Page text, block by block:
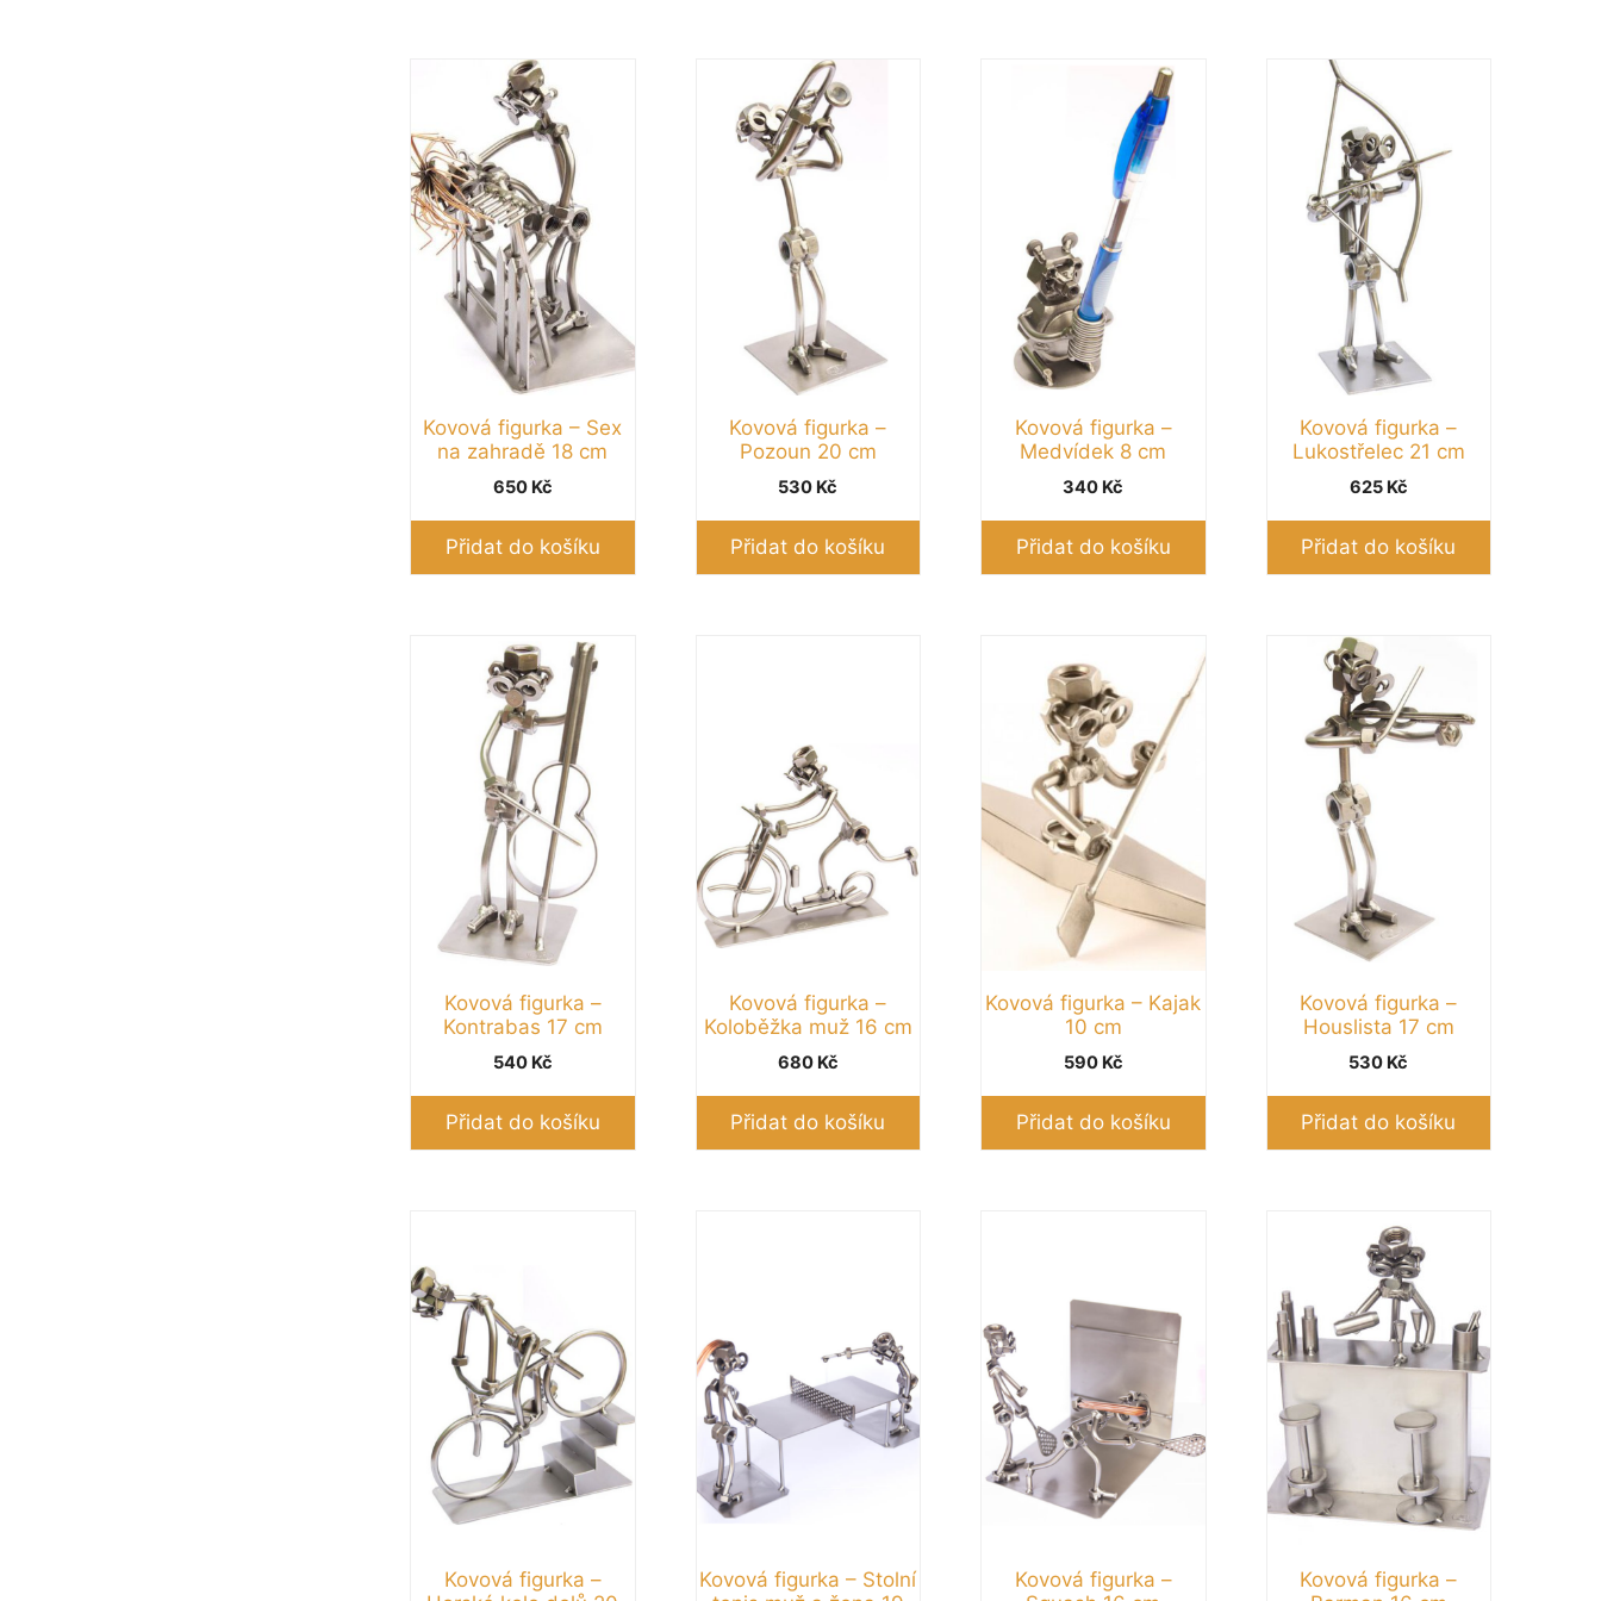
Kovová figurka – Sex
na zahradě 18 cm
650 Kč
Přidat do košíku
Kovová figurka –
Pozoun 20 cm
530 Kč
Přidat do košíku
Kovová figurka –
Medvídek 8 cm
340 Kč
Přidat do košíku
Kovová figurka –
Lukostřelec 21 cm
625 Kč
Přidat do košíku
Kovová figurka –
Kontrabas 17 cm
540 Kč
Přidat do košíku
Kovová figurka –
Koloběžka muž 16 cm
680 Kč
Přidat do košíku
Kovová figurka – Kajak
10 cm
590 Kč
Přidat do košíku
Kovová figurka –
Houslista 17 cm
530 Kč
Přidat do košíku
Kovová figurka –
Kovová figurka – Stolní
Kovová figurka –
Kovová figurka –